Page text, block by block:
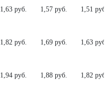
1,63 руб. 1,57 руб. 1,51 руб.
1,82 руб. 1,69 руб. 1,63 руб.
1,94 руб. 1,88 руб. 1,82 руб.